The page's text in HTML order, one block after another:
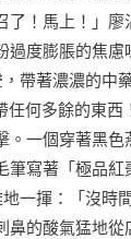
！馬上！」
度膨脹的焦
帶著濃濃的
何多餘的東
一個穿著黑
寫著「極品
一揮：「沒
的酸氣猛地